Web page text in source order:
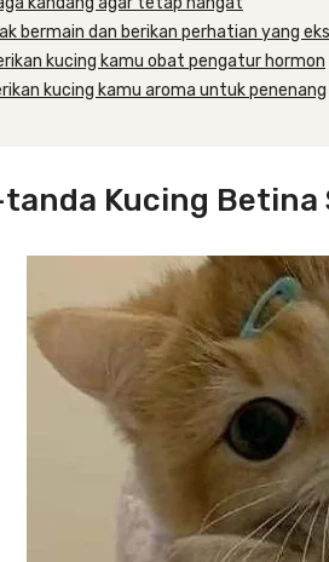
bermain dan berikan perhatian yang
kucing kamu obat pengatur hormon
kucing kamu aroma untuk penenang
Kucing Betina